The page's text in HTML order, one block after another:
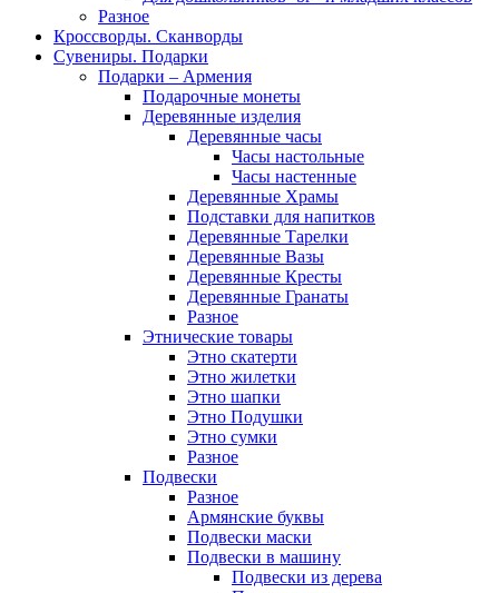
Разное
Кроссворды. Сканворды
Сувениры. Подарки
Подарки – Армения
Подарочные монеты
Деревянные изделия
Деревянные часы
Часы настольные
Часы настенные
Деревянные Храмы
Подставки для напитков
Деревянные Тарелки
Деревянные Вазы
Деревянные Кресты
Деревянные Гранаты
Разное
Этнические товары
Этно скатерти
Этно жилетки
Этно шапки
Этно Подушки
Этно сумки
Разное
Подвески
Разное
Армянские буквы
Подвески маски
Подвески в машину
Подвески из дерева